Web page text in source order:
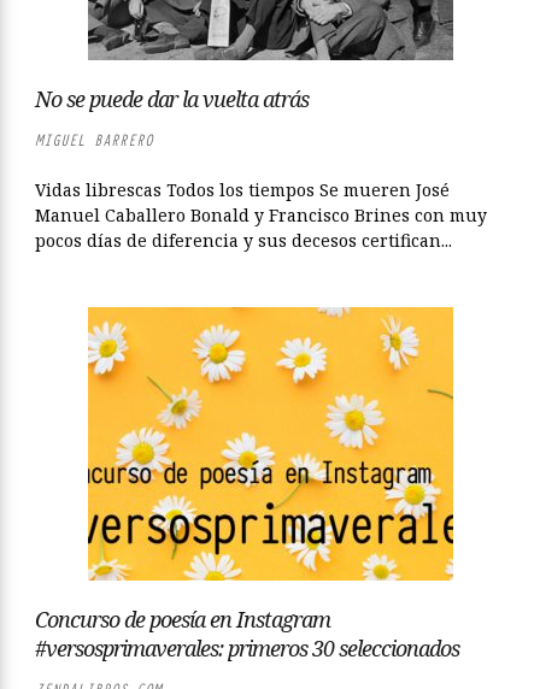
No se puede dar la vuelta atrás
MIGUEL BARRERO
Vidas librescas Todos los tiempos Se mueren José
Manuel Caballero Bonald y Francisco Brines con muy
pocos días de diferencia y sus decesos certifican...
Concurso de poesía en Instagram
#versosprimaverales: primeros 30 seleccionados